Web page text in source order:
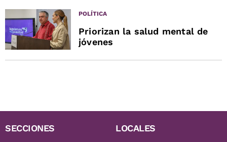
POLÍTICA
Priorizan la salud mental de
jóvenes
SECCIONES LOCALES